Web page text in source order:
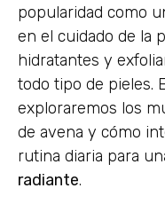
popularidad como
en el cuidado de la
hidratantes y
todo tipo de pieles.
exploraremos los
de avena y cómo
rutina diaria para
radiante.